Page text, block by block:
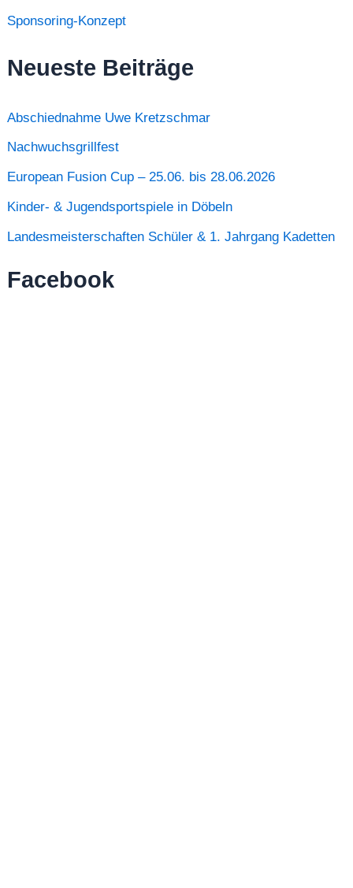
Sponsoring-Konzept
Neueste Beiträge
Abschiednahme Uwe Kretzschmar
Nachwuchsgrillfest
European Fusion Cup – 25.06. bis 28.06.2026
Kinder- & Jugendsportspiele in Döbeln
Landesmeisterschaften Schüler & 1. Jahrgang Kadetten
Facebook